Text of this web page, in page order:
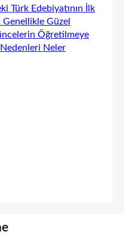
Türk Edebiyatının İlk
Güzel
Öğretilmeye
Nedenleri Neler